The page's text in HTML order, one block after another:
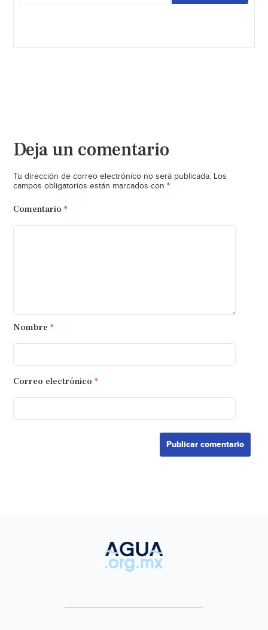
Deja un comentario
Tu dirección de correo electrónico no será publicada. Los
campos obligatorios están marcados con *
Comentario *
Nombre *
Correo electrónico *